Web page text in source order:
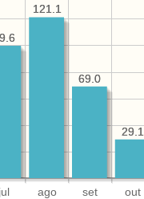
jul ago set out
29.1
69.0
121.1
29.1
69.0
121.1